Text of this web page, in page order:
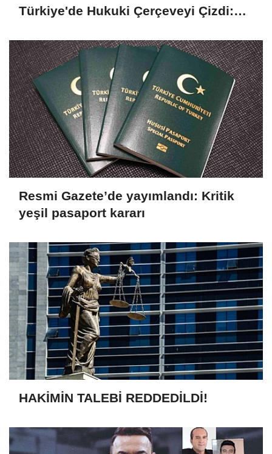
Türkiye'de Hukuki Çerçeveyi Çizdi:
Resmi Gazete’de yayımlandı: Kritik
yeşil pasaport kararı
HAKİMİN TALEBİ REDDEDİLDİ!